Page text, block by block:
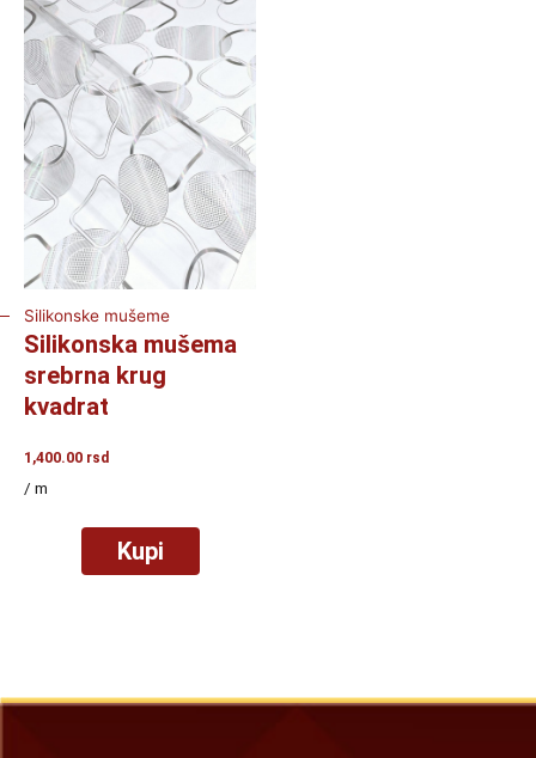
Silikonske mušeme
Silikonska mušema
srebrna krug
kvadrat
1,400.00 rsd
/ m
Kupi